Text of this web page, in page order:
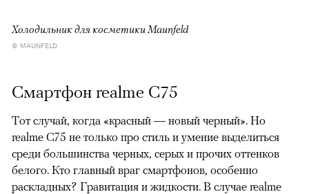
Холодильник для косметики Maunfeld
© MAUNFELD
Смартфон realme C75
Тот случай, когда «красный — новый черный». Но
realme C75 не только про стиль и умение выделиться
среди большинства черных, серых и прочих оттенков
белого. Кто главный враг смартфонов, особенно
раскладных? Гравитация и жидкости. В случае realme